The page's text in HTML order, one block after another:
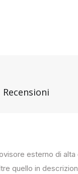
Recensioni
esterno di alta
quello in